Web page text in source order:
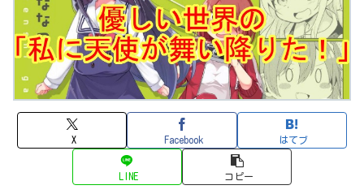
X Facebook はてブ
LINE コピー